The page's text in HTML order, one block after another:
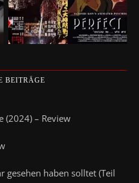
BEITRÄGE
(2024) – Review
haben solltet (Teil